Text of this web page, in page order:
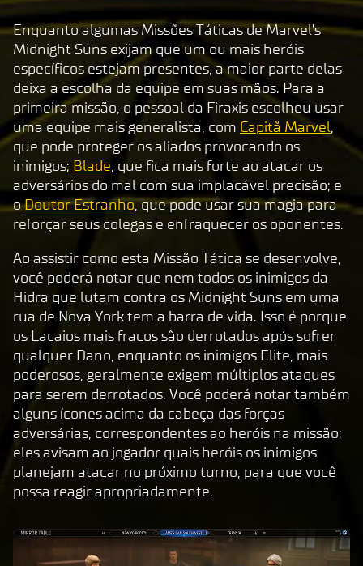
A
c
c
e
p
t
&
P
l
a
y
Ao
clic
ar
em
joga
r,
você
conc
orda
com
a
ític
a
Enquanto algumas Missões Táticas de Marvel's
Midnight Suns exijam que um ou mais heróis
específicos estejam presentes, a maior parte delas
deixa a escolha da equipe em suas mãos. Para a
primeira missão, o pessoal da Firaxis escolheu usar
uma equipe mais generalista, com Capitã Marvel,
que pode proteger os aliados provocando os
inimigos; Blade, que fica mais forte ao atacar os
adversários do mal com sua implacável precisão; e
oDoutor Estranho, que pode usar sua magia para
reforçar seus colegas e enfraquecer os oponentes.
Ao assistir como esta Missão Tática se desenvolve,
você poderá notar que nem todos os inimigos da
Hidra que lutam contra os Midnight Suns em uma
rua de Nova York tem a barra de vida. Isso é porque
os Lacaios mais fracos são derrotados após sofrer
qualquer Dano, enquanto os inimigos Elite, mais
poderosos, geralmente exigem múltiplos ataques
para serem derrotados. Você poderá notar também
alguns ícones acima da cabeça das forças
adversárias, correspondentes ao heróis na missão;
eles avisam ao jogador quais heróis os inimigos
planejam atacar no próximo turno, para que você
possa reagir apropriadamente.